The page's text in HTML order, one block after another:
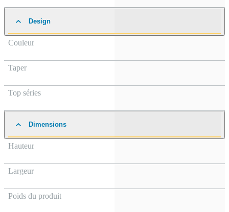
Design
Couleur
Taper
Top séries
Dimensions
Hauteur
Largeur
Poids du produit